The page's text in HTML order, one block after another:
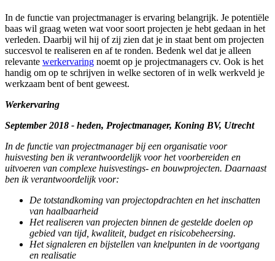
In de functie van projectmanager is ervaring belangrijk. Je potentiële
baas wil graag weten wat voor soort projecten je hebt gedaan in het
verleden. Daarbij wil hij of zij zien dat je in staat bent om projecten
succesvol te realiseren en af te ronden. Bedenk wel dat je alleen
relevante werkervaring noemt op je projectmanagers cv. Ook is het
handig om op te schrijven in welke sectoren of in welk werkveld je
werkzaam bent of bent geweest.
Werkervaring
September 2018 - heden, Projectmanager, Koning BV, Utrecht
In de functie van projectmanager bij een organisatie voor
huisvesting ben ik verantwoordelijk voor het voorbereiden en
uitvoeren van complexe huisvestings- en bouwprojecten. Daarnaast
ben ik verantwoordelijk voor:
De totstandkoming van projectopdrachten en het inschatten
van haalbaarheid
Het realiseren van projecten binnen de gestelde doelen op
gebied van tijd, kwaliteit, budget en risicobeheersing.
Het signaleren en bijstellen van knelpunten in de voortgang
en realisatie